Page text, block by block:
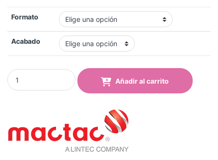
Formato
Acabado
Vinilo Mactac MACal 8238-16 Pro Light Blue Mate quantity
Añadir al carrito